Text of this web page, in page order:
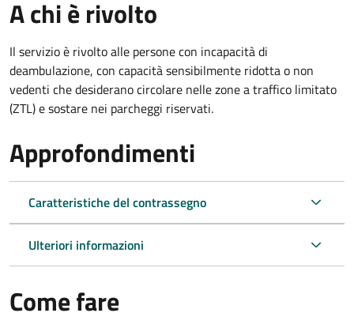
A chi è rivolto
Il servizio è rivolto alle persone con incapacità di
deambulazione, con capacità sensibilmente ridotta o non
vedenti che desiderano circolare nelle zone a traffico limitato
(ZTL) e sostare nei parcheggi riservati.
Approfondimenti
Caratteristiche del contrassegno
Ulteriori informazioni
Come fare